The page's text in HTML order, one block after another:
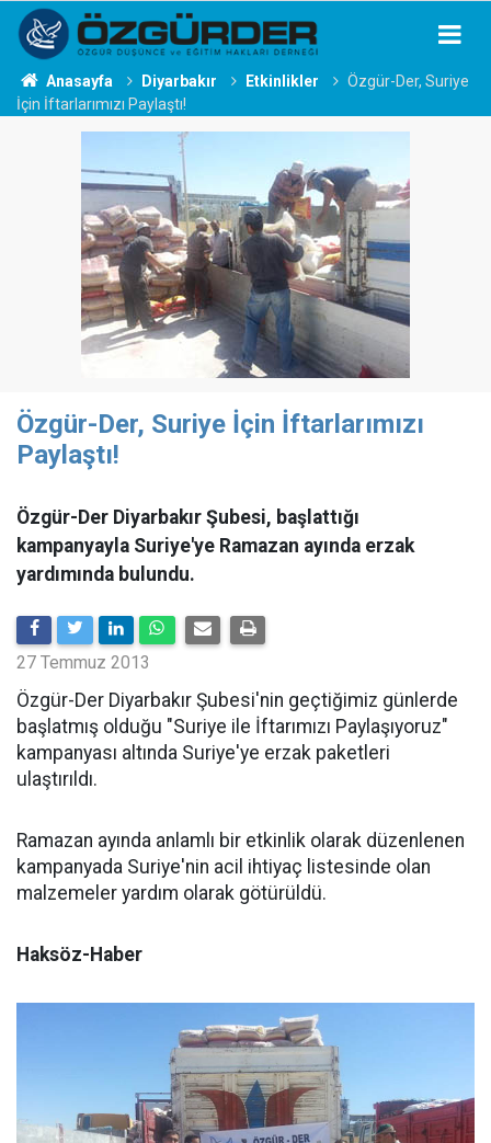
Anasayfa Diyarbakır Etkinlikler
Özgür-Der, Suriye
İçin İftarlarımızı Paylaştı!
Özgür-Der, Suriye İçin İftarlarımızı
Paylaştı!
Özgür-Der Diyarbakır Şubesi, başlattığı
kampanyayla Suriye'ye Ramazan ayında erzak
yardımında bulundu.
27 Temmuz 2013
Özgür-Der Diyarbakır Şubesi'nin geçtiğimiz günlerde
başlatmış olduğu "Suriye ile İftarımızı Paylaşıyoruz"
kampanyası altında Suriye'ye erzak paketleri
ulaştırıldı.
Ramazan ayında anlamlı bir etkinlik olarak düzenlenen
kampanyada Suriye'nin acil ihtiyaç listesinde olan
malzemeler yardım olarak götürüldü.
Haksöz-Haber